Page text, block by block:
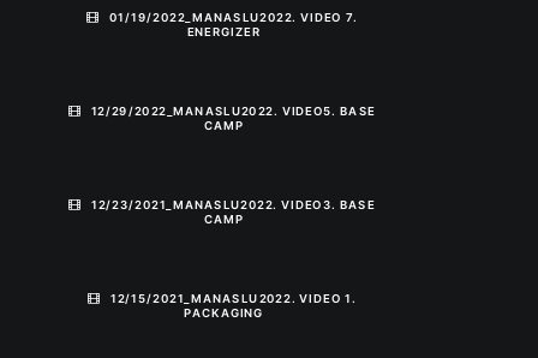
01/19/2022_MANASLU2022. VIDEO 7.
ENERGIZER
12/29/2022_MANASLU2022. VIDEO5. BASE
CAMP
12/23/2021_MANASLU2022. VIDEO3. BASE
CAMP
12/15/2021_MANASLU2022. VIDEO 1.
PACKAGING